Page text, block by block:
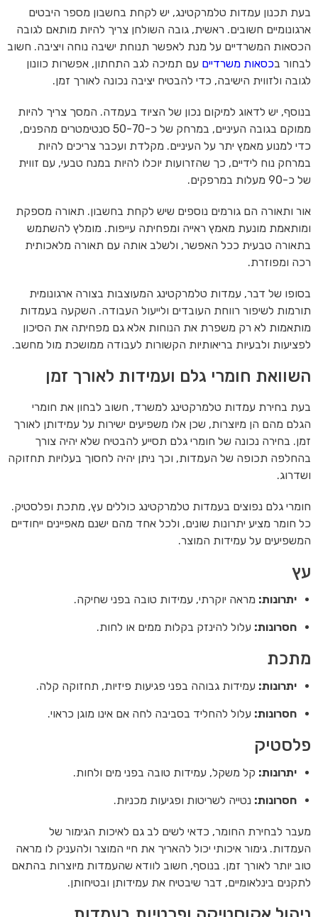
בעת תכנון עמדות טלמרקטינג, יש לקחת בחשבון מספר היבטים
ארגונומיים חשובים. ראשית, גובה השולחן צריך להיות מותאם לגובה
הכסאות המשרדיים על מנת לאפשר תנוחת ישיבה נוחה ויציבה. חשוב
לבחור בכסאות משרדיים עם תמיכה לגב התחתון, אפשרות כוונון
לגובה ולזווית הישיבה, כדי להבטיח יציבה נכונה לאורך זמן.
בנוסף, יש לדאוג למיקום נכון של הציוד בעמדה. המסך צריך להיות
ממוקם בגובה העיניים, במרחק של כ-50-70 סנטימטרים מהפנים,
כדי למנוע מאמץ יתר על העיניים. מקלדת ועכבר צריכים להיות
במרחק נוח לידיים, כך שהזרועות יוכלו להיות במנח טבעי, עם זווית
של כ-90 מעלות במרפקים.
אור ותאורה הם גורמים נוספים שיש לקחת בחשבון. תאורה מספקת
ומותאמת מונעת מאמץ ראייה ומפחיתה עייפות. מומלץ להשתמש
בתאורה טבעית ככל האפשר, ולשלב אותה עם תאורה מלאכותית
רכה ומפוזרת.
בסופו של דבר, עמדות טלמרקטינג המעוצבות בצורה ארגונומית
תורמות לשיפור רווחת העובדים ולייעול העבודה. השקעה בעמדות
מותאמות לא רק משפרת את הנוחות אלא גם מפחיתה את הסיכון
לפציעות ולבעיות בריאותיות הקשורות לעבודה ממושכת מול מחשב.
השוואת חומרי גלם ועמידות לאורך זמן
בעת בחירת עמדות טלמרקטינג למשרד, חשוב לבחון את חומרי
הגלם מהם הן מיוצרות, שכן אלו משפיעים ישירות על עמידותן לאורך
זמן. בחירה נכונה של חומרי גלם תסייע להבטיח שלא יהיה צורך
בהחלפה תכופה של העמדות, וכך ניתן יהיה לחסוך בעלויות תחזוקה
ושדרוג.
חומרי גלם נפוצים בעמדות טלמרקטינג כוללים עץ, מתכת ופלסטיק.
כל חומר מציע יתרונות שונים, ולכל אחד מהם ישנם מאפיינים ייחודיים
המשפיעים על עמידות המוצר.
עץ
יתרונות: מראה יוקרתי, עמידות טובה בפני שחיקה.
חסרונות: עלול להינזק בקלות ממים או לחות.
מתכת
יתרונות: עמידות גבוהה בפני פגיעות פיזיות, תחזוקה קלה.
חסרונות: עלול להחליד בסביבה לחה אם אינו מוגן כראוי.
פלסטיק
יתרונות: קל משקל, עמידות טובה בפני מים ולחות.
חסרונות: נטייה לשריטות ופגיעות מכניות.
מעבר לבחירת החומר, כדאי לשים לב גם לאיכות הגימור של
העמדות. גימור איכותי יכול להאריך את חיי המוצר ולהעניק לו מראה
טוב יותר לאורך זמן. בנוסף, חשוב לוודא שהעמדות מיוצרות בהתאם
לתקנים בינלאומיים, דבר שיבטיח את עמידותן ובטיחותן.